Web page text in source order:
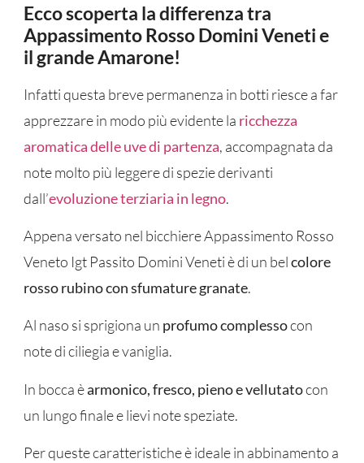
Ecco scoperta la differenza tra
Appassimento Rosso Domini Veneti e
il grande Amarone!
Infatti questa breve permanenza in botti riesce a far
apprezzare in modo più evidente la ricchezza
aromatica delle uve di partenza, accompagnata da
note molto più leggere di spezie derivanti
dall’evoluzione terziaria in legno.
Appena versato nel bicchiere Appassimento Rosso
Veneto Igt Passito Domini Veneti è di un belcolore
rosso rubino con sfumature granate.
Al naso si sprigiona un profumo complessocon
note di ciliegia e vaniglia.
In bocca èarmonico, fresco, pieno e vellutatocon
un lungo finale e lievi note speziate.
Per queste caratteristiche è ideale in abbinamento a